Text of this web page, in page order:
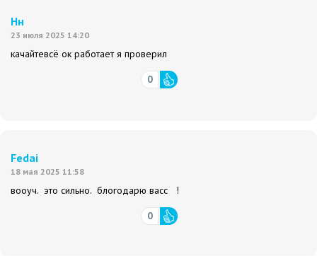
Нн
23 июля 2025 14:20
качайтевсё ок работает я проверил
0
Fedai
18 мая 2025 11:58
вооуч. это сильно. блогодарю васс !
0